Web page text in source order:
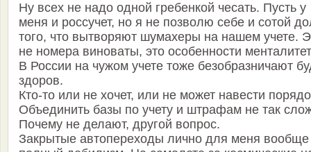
Ну всех не надо одной гребенкой чесать. Пусть у
меня и россучет, но я не позволю себе и сотой
того, что вытворяют шумахеры на нашем учете.
не номера виноваты, это особенности
В России на чужом учете тоже безобразничают
здоров.
Кто-то или не хочет, или не может навести
Объединить базы по учету и штрафам не так
Почему не делают, другой вопрос.
Закрытые автопереходы лично для меня вообще